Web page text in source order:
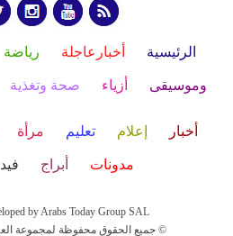
الرئيسية أخبارعاجلة رياضة
وموسيقى أزياء صحة وتغذية
أخبار إعلام تعليم مرأة
مدونات أبراج
by Arabs Today Group SAL
جميع الحقوق محفوظة لمجموعة العرب اليوم الاعلامية 2025 ©